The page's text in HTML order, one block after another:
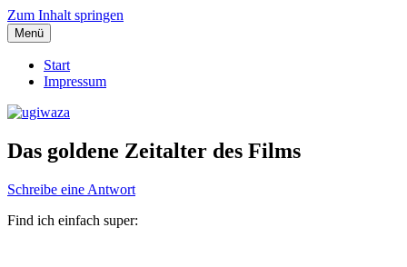
Zum Inhalt springen
ugiwaza
Menü
Start
Impressum
Das goldene Zeitalter des Films
Schreibe eine Antwort
Find ich einfach super: